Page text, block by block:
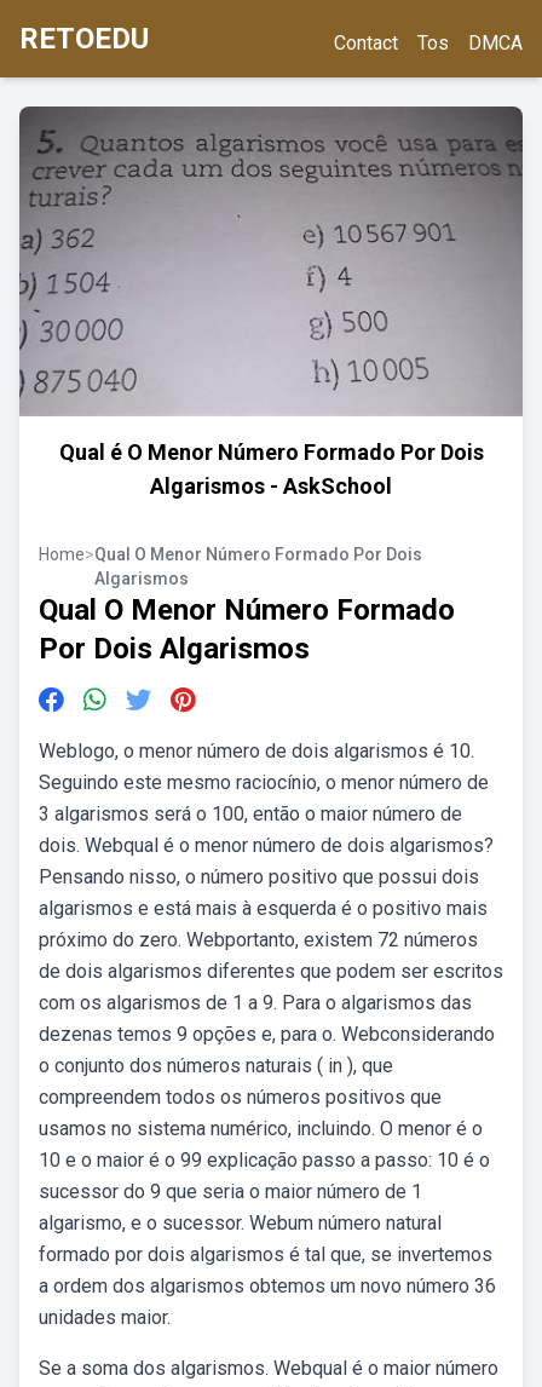
RETOEDU Contact Tos DMCA
Qual é O Menor Número Formado Por Dois
Algarismos - AskSchool
Home>Qual O Menor Número Formado Por Dois
Algarismos
Qual O Menor Número Formado
Por Dois Algarismos
Weblogo, o menor número de dois algarismos é 10.
Seguindo este mesmo raciocínio, o menor número de
3 algarismos será o 100, então o maior número de
dois. Webqual é o menor número de dois algarismos?
Pensando nisso, o número positivo que possui dois
algarismos e está mais à esquerda é o positivo mais
próximo do zero. Webportanto, existem 72 números
de dois algarismos diferentes que podem ser escritos
com os algarismos de 1 a 9. Para o algarismos das
dezenas temos 9 opções e, para o. Webconsiderando
o conjunto dos números naturais ( in ), que
compreendem todos os números positivos que
usamos no sistema numérico, incluindo. O menor é o
10 e o maior é o 99 explicação passo a passo: 10 é o
sucessor do 9 que seria o maior número de 1
algarismo, e o sucessor. Webum número natural
formado por dois algarismos é tal que, se invertemos
a ordem dos algarismos obtemos um novo número 36
unidades maior.
Se a soma dos algarismos. Webqual é o maior número